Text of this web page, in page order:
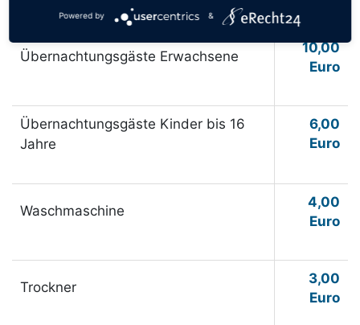
Übernachtungsgäste Erwachsene
10,00
Euro
Übernachtungsgäste Kinder bis 16
Jahre
6,00
Euro
Waschmaschine
4,00
Euro
Trockner
3,00
Euro
Powered by &